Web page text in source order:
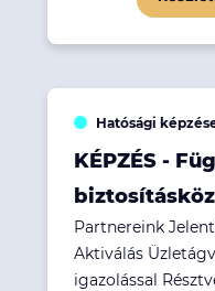
Hatósági
KÉPZÉS -
Partnereink
Aktiválás
igazolással